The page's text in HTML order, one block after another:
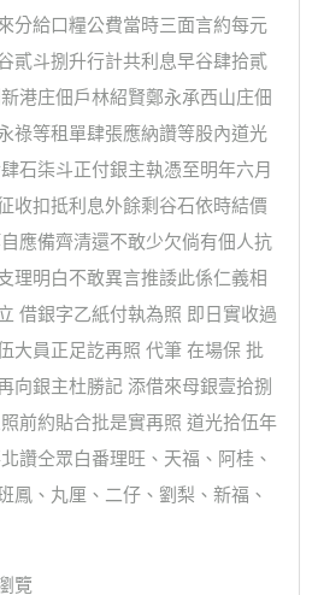
分給口糧公費當時三面言約每元
貳斗捌升行計共利息早谷肆拾貳
港庄佃戶林紹賢鄭永承西山庄佃
祿等租單肆張應納讚等股內道光
石柒斗正付銀主執憑至明年六月
收扣抵利息外餘剩谷石依時結價
應備齊清還不敢少欠倘有佃人抗
理明白不敢異言推諉此係仁義相
借銀字乙紙付執為照 即日實收過
大員正足訖再照 代筆 在場保 批
向銀主杜勝記 添借來母銀壹拾捌
前約貼合批是實再照 道光拾伍年
讚仝眾白番理旺、天福、阿桂、
鳳、丸厘、二仔、劉梨、新福、
覽